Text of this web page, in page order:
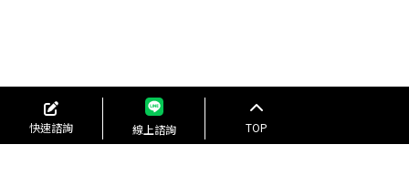
快速諮詢 線上諮詢 TOP